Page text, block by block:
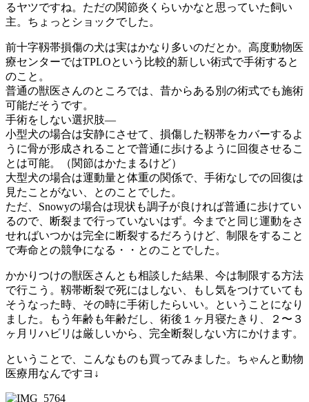
るヤツですね。ただの関節炎くらいかなと思っていた飼い
主。ちょっとショックでした。
前十字靱帯損傷の犬は実はかなり多いのだとか。高度動物医
療センターではTPLOという比較的新しい術式で手術すると
のこと。
普通の獣医さんのところでは、昔からある別の術式でも施術
可能だそうです。
手術をしない選択肢—
小型犬の場合は安静にさせて、損傷した靱帯をカバーするよ
うに骨が形成されることで普通に歩けるように回復させるこ
とは可能。（関節はかたまるけど）
大型犬の場合は運動量と体重の関係で、手術なしでの回復は
見たことがない、とのことでした。
ただ、Snowyの場合は現状も調子が良ければ普通に歩けてい
るので、断裂まで行っていないはず。今までと同じ運動をさ
せればいつかは完全に断裂するだろうけど、制限をすること
で寿命との競争になる・・とのことでした。
かかりつけの獣医さんとも相談した結果、今は制限する方法
で行こう。靱帯断裂で死にはしない、もし気をつけていても
そうなった時、その時に手術したらいい。ということになり
ました。もう年齢も年齢だし、術後１ヶ月寝たきり、２〜３
ヶ月リハビリは厳しいから、完全断裂しない方にかけます。
ということで、こんなものも買ってみました。ちゃんと動物
医療用なんですヨ↓